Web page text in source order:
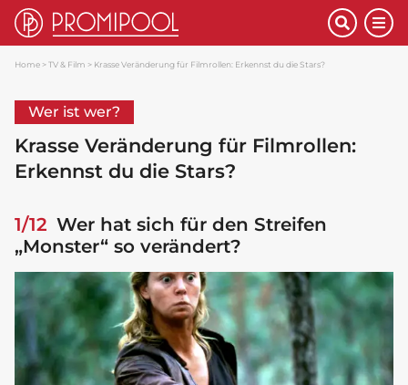
Home TV & Film Krasse Veränderung für Filmrollen: Erkennst du die Stars?
Wer ist wer?
Krasse Veränderung für Filmrollen:
Erkennst du die Stars?
1/12 Wer hat sich für den Streifen
„Monster“ so verändert?